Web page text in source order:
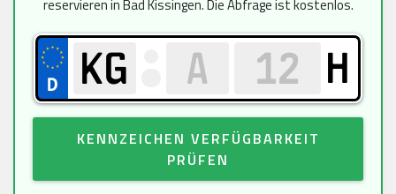
reservieren in Bad Kissingen. Die Abfrage ist kostenlos.
H
KENNZEICHEN VERFÜGBARKEIT
PRÜFEN